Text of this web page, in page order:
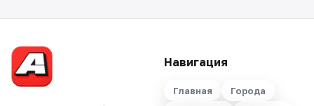
Навигация
Главная Города